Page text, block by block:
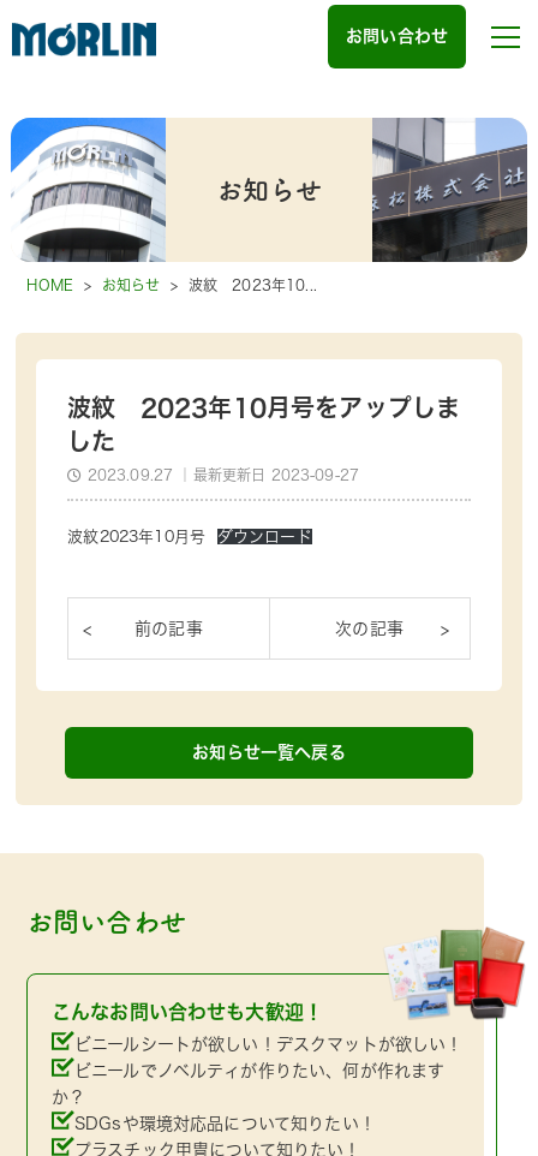
お問い合わせ
お知らせ
HOME > お知らせ > 波紋 2023年10...
波紋 2023年10月号をアップしま
した
2023.09.27 ｜最新更新日 2023-09-27
波紋2023年10月号 ダウンロード
お知らせ一覧へ戻る
お問い合わせ
こんなお問い合わせも大歓迎！
ビニールシートが欲しい！デスクマットが欲しい！
ビニールでノベルティが作りたい、何が作れます
か？
SDGsや環境対応品について知りたい！
プラスチック甲冑について知りたい！